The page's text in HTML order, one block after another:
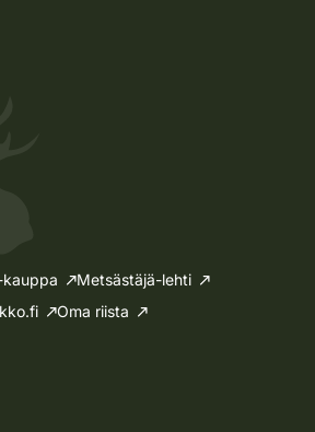
kauppa
Metsästäjä-lehti
Oma riista